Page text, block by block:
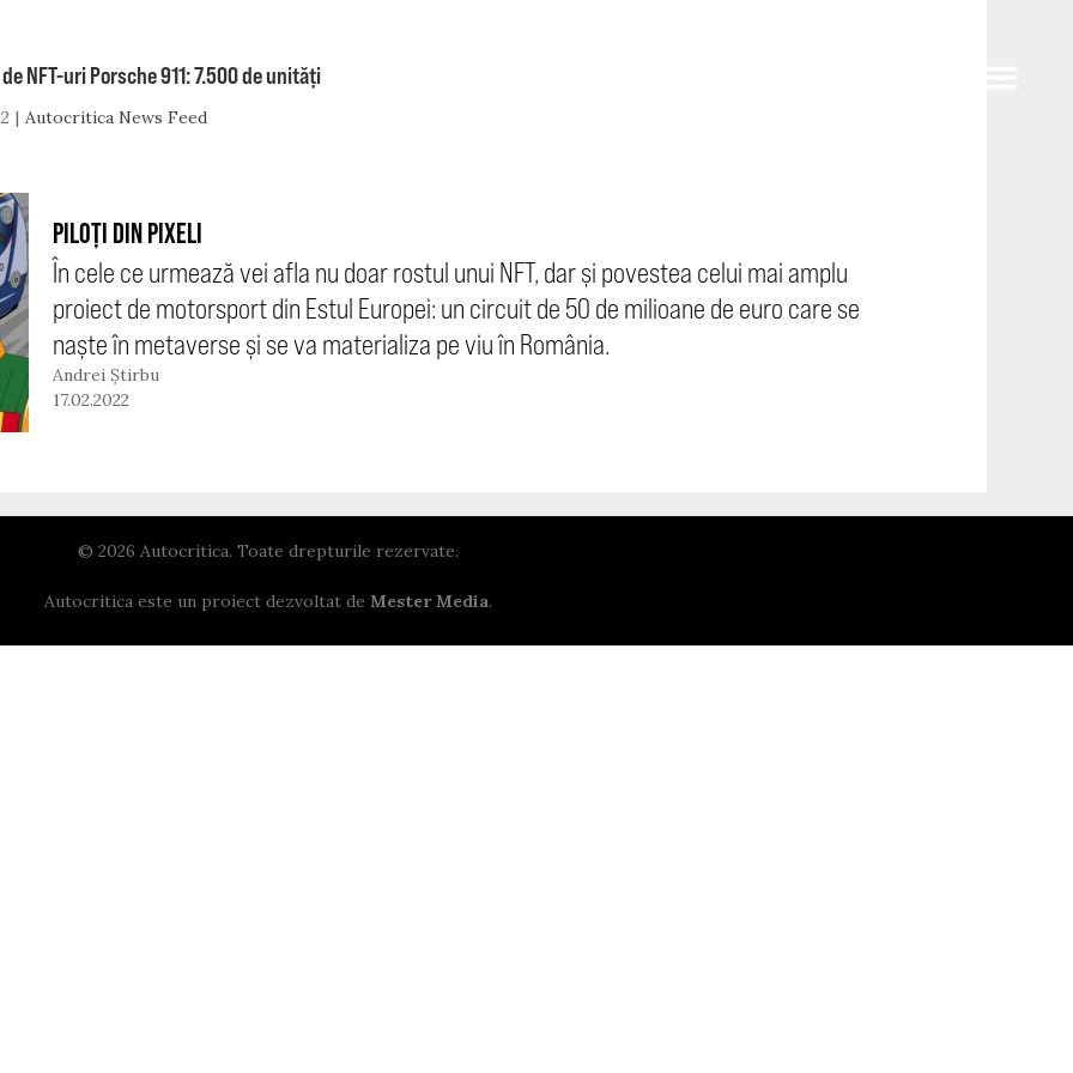
NFT-uri Porsche 911: 7.500 de unități
Autocritica News Feed
PILOȚI DIN PIXELI
În cele ce urmează vei afla nu doar rostul unui NFT, dar și povestea celui mai amplu
proiect de motorsport din Estul Europei: un circuit de 50 de milioane de euro care se
naște în metaverse și se va materializa pe viu în România.
Andrei Știrbu
17.02.2022
© 2026 Autocritica. Toate drepturile rezervate.
Autocritica este un proiect dezvoltat de Mester Media.